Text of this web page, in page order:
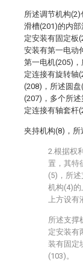
所述调节机构
滑槽(201)的内
定安装有固定板
安装有第一电动
第一电机(205)
定连接有旋转轴
(208)，所述圆
(207)，多个所
定连接有轴套杆
夹持机构(8)，所
2.根据权
置，其特
(5)，所
机构(4)
上方设有
所述支撑
定安装有
装有固定
(103)。